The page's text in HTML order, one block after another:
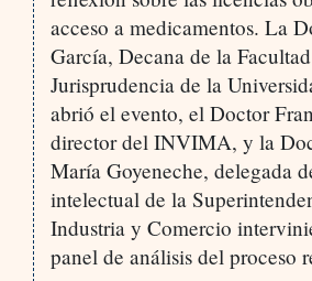
acceso a medicamentos. La
García, Decana de la
Jurisprudencia de la
abrió el evento, el Doctor
director del INVIMA, y la
María Goyeneche, delegada
intelectual de la
Industria y Comercio
panel de análisis del proceso